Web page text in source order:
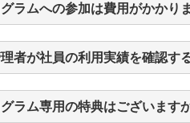
ラムへの参加は費用がかかり
者が社員の利用実績を確認す
ラム専用の特典はございます